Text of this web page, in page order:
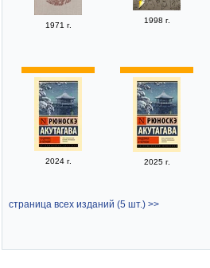
1971 г.
1998 г.
2024 г. 2025 г.
страница всех изданий (5 шт.) >>